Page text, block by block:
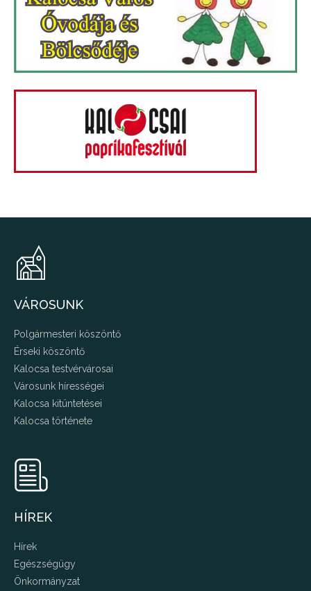
VÁROSUNK
Polgármesteri köszöntő
Érseki köszöntő
Kalocsa testvérvárosai
Városunk hírességei
Kalocsa kitüntetései
Kalocsa története
HÍREK
Hírek
Egészségügy
Önkormányzat